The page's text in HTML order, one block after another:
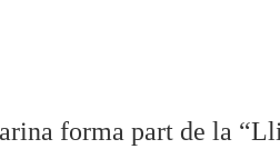
forma part de la